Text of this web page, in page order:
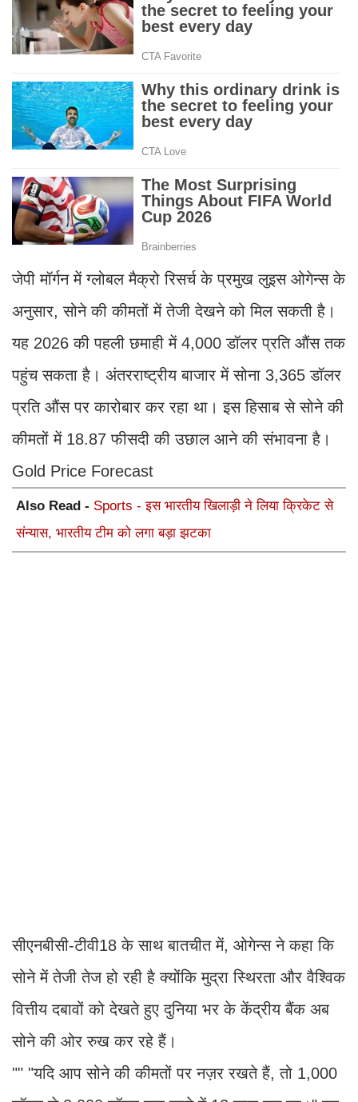
जेपी मॉर्गन में ग्लोबल मैक्रो रिसर्च के प्रमुख लुइस ओगेन्स के
अनुसार, सोने की कीमतों में तेजी देखने को मिल सकती है।
यह 2026 की पहली छमाही में 4,000 डॉलर प्रति औंस तक
पहुंच सकता है। अंतरराष्ट्रीय बाजार में सोना 3,365 डॉलर
प्रति औंस पर कारोबार कर रहा था। इस हिसाब से सोने की
कीमतों में 18.87 फीसदी की उछाल आने की संभावना है।
Gold Price Forecast
Also Read - Sports - इस भारतीय खिलाड़ी ने लिया क्रिकेट से
संन्यास, भारतीय टीम को लगा बड़ा झटका
सीएनबीसी-टीवी18 के साथ बातचीत में, ओगेन्स ने कहा कि
सोने में तेजी तेज हो रही है क्योंकि मुद्रा स्थिरता और वैश्विक
वित्तीय दबावों को देखते हुए दुनिया भर के केंद्रीय बैंक अब
सोने की ओर रुख कर रहे हैं।
"" "यदि आप सोने की कीमतों पर नज़र रखते हैं, तो 1,000